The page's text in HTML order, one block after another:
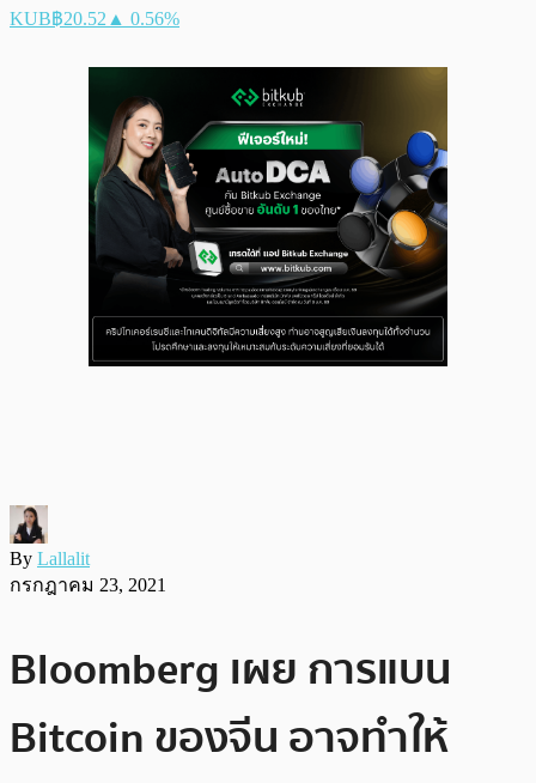
KUB฿20.52 ▲ 0.56%
By Lallalit
กรกฎาคม 23, 2021
Bloomberg เผย การแบน
Bitcoin ของจีน อาจทำให้